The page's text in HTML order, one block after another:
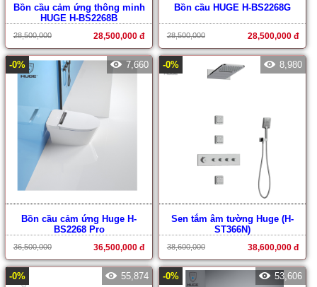
Bồn cầu cảm ứng thông minh
HUGE H-BS2268B
28,500,000 28,500,000 đ
Bồn cầu HUGE H-BS2268G
28,500,000 28,500,000 đ
-0% 7,660
Bồn cầu cảm ứng Huge H-
BS2268 Pro
36,500,000 36,500,000 đ
-0% 8,980
Sen tắm âm tường Huge (H-
ST366N)
38,600,000 38,600,000 đ
-0% 55,874 -0% 53,606